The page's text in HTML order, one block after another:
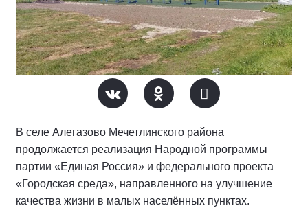
В селе Алегазово Мечетлинского района
продолжается реализация Народной программы
партии «Единая Россия» и федерального проекта
«Городская среда», направленного на улучшение
качества жизни в малых населённых пунктах.